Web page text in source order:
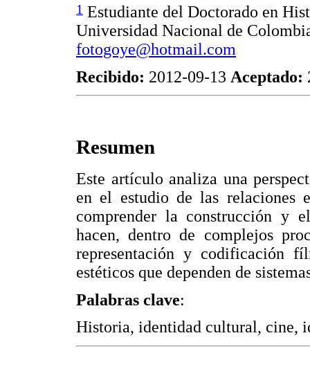
1 Estudiante del Doctorado en
Universidad Nacional de
fotogoye@hotmail.com
Recibido: 2012-09-13 Aceptado:
Resumen
Este artículo analiza una
en el estudio de las relaciones
comprender la construcción y
hacen, dentro de complejos
representación y codificación
estéticos que dependen de
Palabras clave:
Historia, identidad cultural, cine,